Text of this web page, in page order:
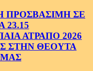
ΠΡΟΣΒΑΣΙΜΗ ΣΕ
ΑΤΡΑΠΟ 2026
ΣΤΗΝ ΘΕΟΥΤΑ